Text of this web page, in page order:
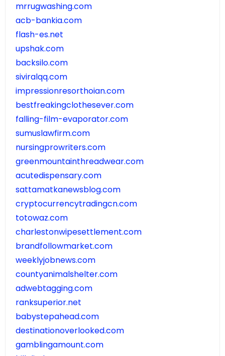
mrrugwashing.com
acb-bankia.com
flash-es.net
upshak.com
backsilo.com
siviralqq.com
impressionresorthoian.com
bestfreakingclothesever.com
falling-film-evaporator.com
sumuslawfirm.com
nursingprowriters.com
greenmountainthreadwear.com
acutedispensary.com
sattamatkanewsblog.com
cryptocurrencytradingcn.com
totowaz.com
charlestonwipesettlement.com
brandfollowmarket.com
weeklyjobnews.com
countyanimalshelter.com
adwebtagging.com
ranksuperior.net
babystepahead.com
destinationoverlooked.com
gamblingamount.com